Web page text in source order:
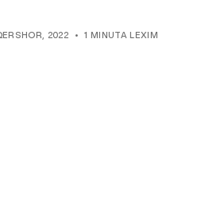
2022 1 MINUTA LEXIM